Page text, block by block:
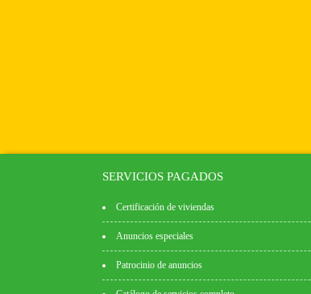
SERVICIOS PAGADOS
Certificación de viviendas
Anuncios especiales
Patrocinio de anuncios